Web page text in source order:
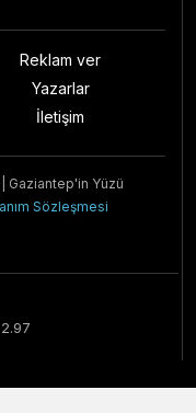
Reklam ver
Yazarlar
İletişim
Gaziantep'in Yüzü
Sözleşmesi